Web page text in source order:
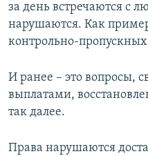
за день встречаются с
нарушаются. Как
контрольно-
И ранее – это вопросы,
выплатами,
так далее.
Права нарушаются